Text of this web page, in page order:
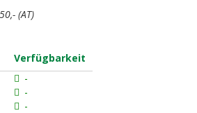
(AT)
Verfügbarkeit
-
-
-